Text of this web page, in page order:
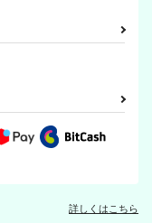
詳しくはこちら